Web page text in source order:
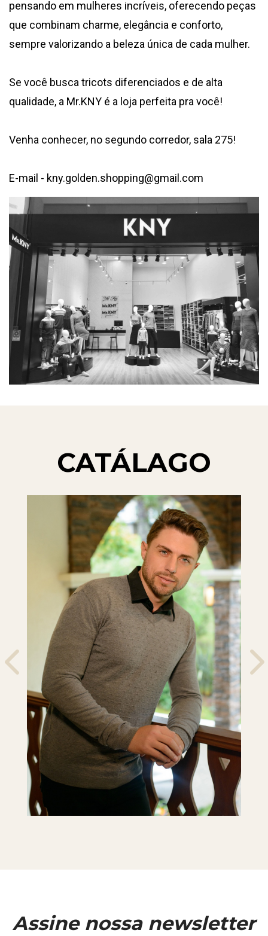
pensando em mulheres incríveis, oferecendo peças
que combinam charme, elegância e conforto,
sempre valorizando a beleza única de cada mulher.
Se você busca tricots diferenciados e de alta
qualidade, a Mr.KNY é a loja perfeita pra você!
Venha conhecer, no segundo corredor, sala 275!
E-mail - kny.golden.shopping@gmail.com
CATÁLAGO
Assine nossa newsletter